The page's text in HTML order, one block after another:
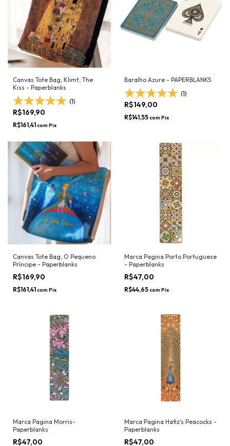
Canvas Tote Bag, Klimt, The
Kiss - Paperblanks
(1)
R$169,90
R$161,41com Pix
Baralho Azure - PAPERBLANKS
(1)
R$149,00
R$141,55com Pix
Canvas Tote Bag, O Pequeno
Príncipe - Paperblanks
R$169,90
R$161,41com Pix
Marca Pagina Porto Portuguese
- Paperblanks
R$47,00
R$44,65com Pix
Marca Pagina Morris-
Paperblanks
R$47,00
Marca Pagina Hafiz's Peacocks -
Paperblanks
R$47,00